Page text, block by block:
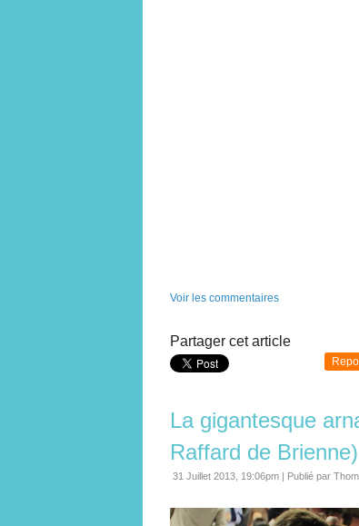
Voir les commentaires
Partager cet article
La gigantesque
Raffard de Brienne)
31 Juillet 2013, 19:06pm | Publié par